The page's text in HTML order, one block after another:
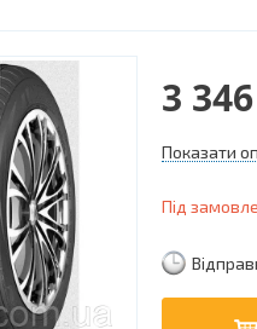
3
Показати
Під